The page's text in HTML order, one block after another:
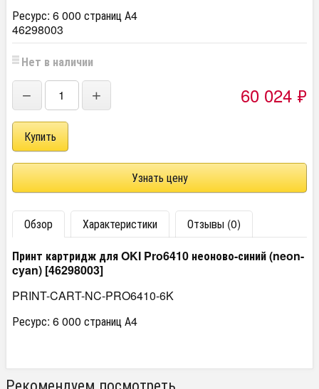
Ресурс: 6 000 страниц А4
46298003
Нет в наличии
− + 60 024 ₽
Узнать цену
Обзор Характеристики
Отзывы (0)
Принт картридж для OKI Pro6410 неоново-синий (neon-
cyan) [46298003]
PRINT-CART-NC-PRO6410-6K
Ресурс: 6 000 страниц А4
Рекомендуем посмотреть